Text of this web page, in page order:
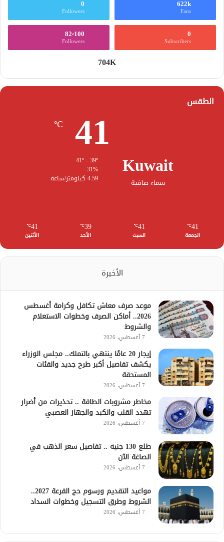
622k
Fans
0
Followers
0
Subscribers
82٬100
Followers
704K
الطقس
Kuwait
سماء صافية
41
℃
31%
4.59 كيلومتر/ساعة
41
℃
الجمعة
41
℃
السبت
39
℃
الأحد
41
℃
الأثنين
الأخيرة
موعد صرف معاش تكافل وكرامة أغسطس
2026.. أماكن الصرف وخطوات الاستعلام
والشروط
7 أغسطس، 2026
إيجار 20 عامًا ينتهي بالتملك.. مجلس الوزراء
يكشف تفاصيل أكبر طرح جديد والفئات
المستحقة
7 أغسطس، 2026
مخاطر مشروبات الطاقة .. تحذيرات من أضرار
تهدد القلب والكبد والجهاز العصبي
7 أغسطس، 2026
طلع 130 جنيه .. تفاصيل سعر الذهب في
الصاغة الآن
7 أغسطس، 2026
مواعيد التقديم ورسوم حج القرعة 2027..
الشروط وطرق التسجيل وخطوات السداد
7 أغسطس، 2026